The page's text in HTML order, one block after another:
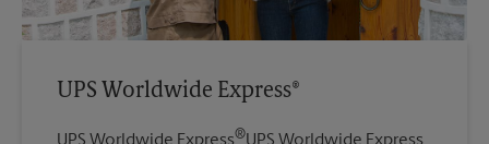
UPS Worldwide Express®
®